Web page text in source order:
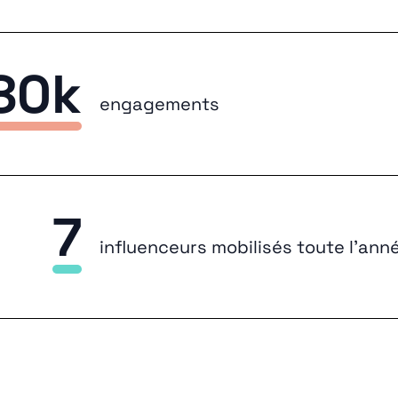
engagements
7 influenceurs mobilisés toute